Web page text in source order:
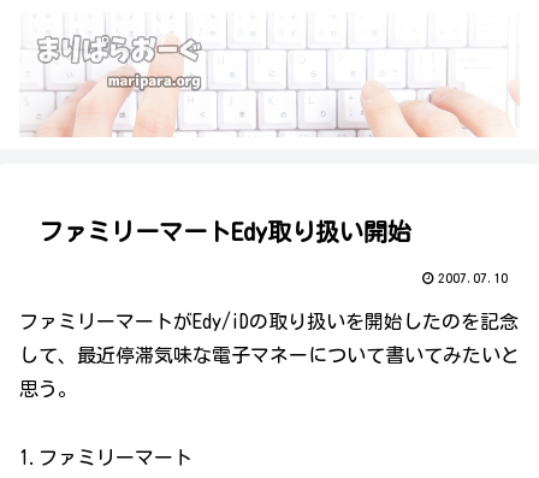
ファミリーマートEdy取り扱い開始
2007.07.10
ファミリーマートがEdy/iDの取り扱いを開始したのを記念
して、最近停滞気味な電子マネーについて書いてみたいと
思う。
1.ファミリーマート